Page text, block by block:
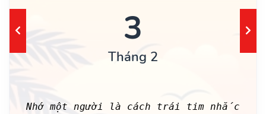
3
Tháng 2
Nhớ một người là cách trái tim nhắc